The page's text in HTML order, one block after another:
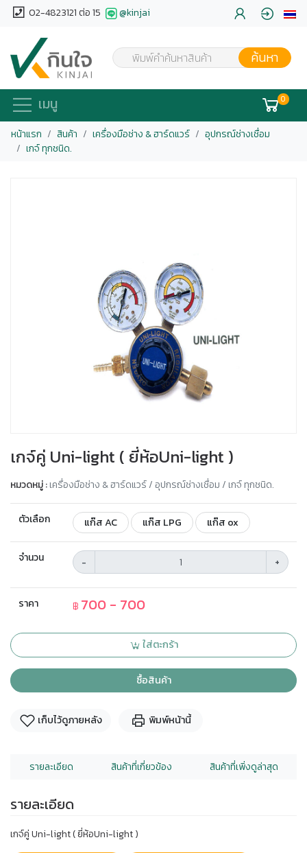
02-4823121 ต่อ 15 @kinjai
พิมพ์คำค้นหาสินค้า ค้นหา
เมนู 0
หน้าแรก สินค้า เครื่องมือช่าง & ฮาร์ดแวร์
อุปกรณ์ช่างเชื่อม
เกจ์ ทุกชนิด.
เกจ์คู่ Uni-light ( ยี่ห้อUni-light )
หมวดหมู่ :เครื่องมือช่าง & ฮาร์ดแวร์ / อุปกรณ์ช่างเชื่อม / เกจ์ ทุกชนิด.
ตัวเลือก แก๊ส AC แก๊ส LPG แก๊ส ox
จำนวน - +
ราคา ฿ 700 - 700
ใส่ตะกร้า
ซื้อสินค้า
เก็บไว้ดูภายหลัง พิมพ์หน้านี้
รายละเอียด สินค้าที่เกี่ยวข้อง สินค้าที่เพิ่งดูล่าสุด
รายละเอียด
เกจ์คู่ Uni-light ( ยี่ห้อUni-light )